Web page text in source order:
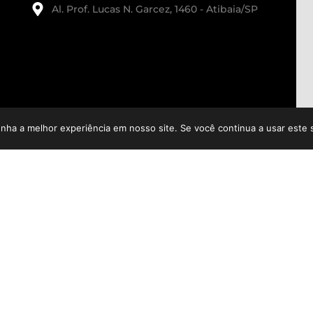
Al. Prof. Lucas N. Garcez, 1460 - Atibaia/SP
a melhor experiência em nosso site. Se você continua a usar